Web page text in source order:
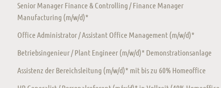
Senior Manager Finance & Controlling / Finance Manager
Manufacturing (m/w/d)*
Office Administrator / Assistant Office Management (m/w/d)*
Betriebsingenieur / Plant Engineer (m/w/d)* Demonstrationsanlage
Assistenz der Bereichsleitung (m/w/d)* mit bis zu 60% Homeoffice